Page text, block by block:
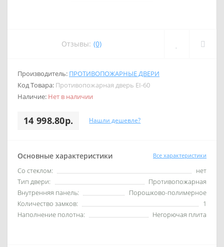
Отзывы: (0)
Производитель: ПРОТИВОПОЖАРНЫЕ ДВЕРИ
Код Товара: Противопожарная дверь EI-60
Наличие: Нет в наличии
14 998.80р. Нашли дешевле?
Основные характеристики Все характеристики
Со стеклом:
нет
Тип двери:
Противопожарная
Внутренняя панель:
Порошково-полимерное
Количество замков:
1
Наполнение полотна:
Негорючая плита